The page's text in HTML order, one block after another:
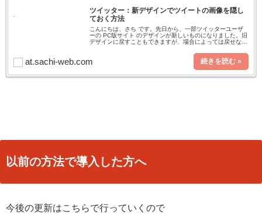
ツイッター：新デザインでツイートの画像を隠し
ておく方法
こんにちは、さち です。先日から、一部ツイッターユーザ
ーの PC版サイト のデザインが新しいものになりました。旧
デザインに戻すこともできますが、場合によっては戻せない
at.sachi-web.com
以前の方法で導入した方へ
今後の更新はこちらで行っていくので